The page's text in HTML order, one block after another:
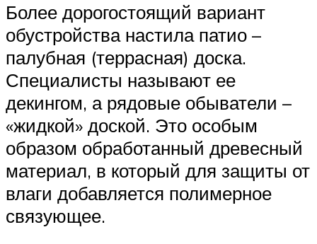
Более дорогостоящий вариант
обустройства настила патио –
палубная (террасная) доска.
Специалисты называют ее
декингом, а рядовые обыватели –
«жидкой» доской. Это особым
образом обработанный древесный
материал, в который для защиты от
влаги добавляется полимерное
связующее.